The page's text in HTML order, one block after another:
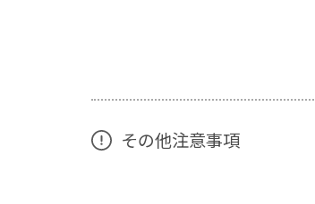
その他注意事項